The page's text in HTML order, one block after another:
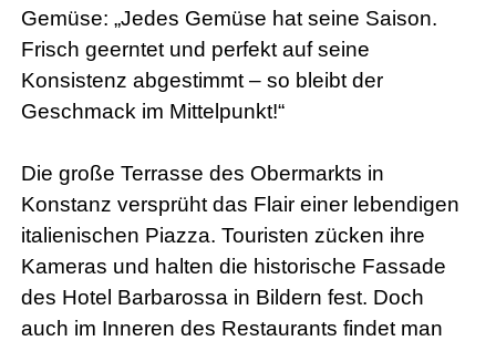
Gemüse: „Jedes Gemüse hat seine Saison.
Frisch geerntet und perfekt auf seine
Konsistenz abgestimmt – so bleibt der
Geschmack im Mittelpunkt!“
Die große Terrasse des Obermarkts in
Konstanz versprüht das Flair einer lebendigen
italienischen Piazza. Touristen zücken ihre
Kameras und halten die historische Fassade
des Hotel Barbarossa in Bildern fest. Doch
auch im Inneren des Restaurants findet man